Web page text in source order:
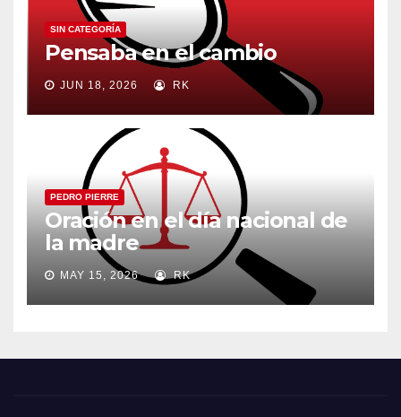
SIN CATEGORÍA
Pensaba en el cambio
JUN 18, 2026 RK
PEDRO PIERRE
Oración en el día nacional de
la madre
MAY 15, 2026 RK